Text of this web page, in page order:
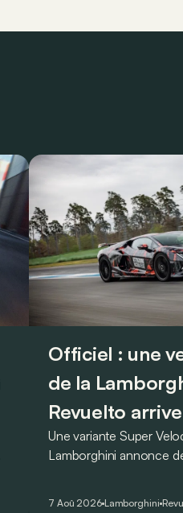
Officiel : une
de la
Revuelto
Une variante Super
Lamborghini annonce
7 Aoû 2026 Lamborghini